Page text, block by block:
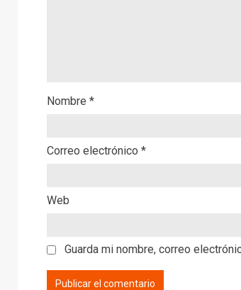
Nombre *
Correo electrónico *
Web
Guarda mi nombre, correo